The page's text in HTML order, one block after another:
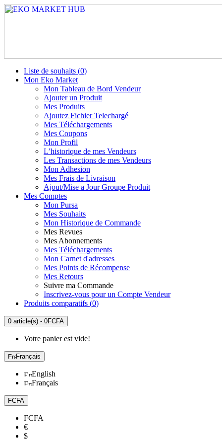
Liste de souhaits (0)
Mon Eko Market
Mon Tableau de Bord Vendeur
Ajouter un Produit
Mes Produits
Ajoutez Fichier Telechargé
Mes Téléchargements
Mes Coupons
Mon Profil
L’historique de mes Vendeurs
Les Transactions de mes Vendeurs
Mon Adhesion
Mes Frais de Livraison
Ajout/Mise a Jour Groupe Produit
Mes Comptes
Mon Pursa
Mes Souhaits
Mon Historique de Commande
Mes Revues
Mes Abonnements
Mes Téléchargements
Mon Carnet d'adresses
Mes Points de Récompense
Mes Retours
Suivre ma Commande
Inscrivez-vous pour un Compte Vendeur
Produits comparatifs (0)
0 article(s) - 0FCFA
Votre panier est vide!
Français
English
Français
FCFA
FCFA
€
$